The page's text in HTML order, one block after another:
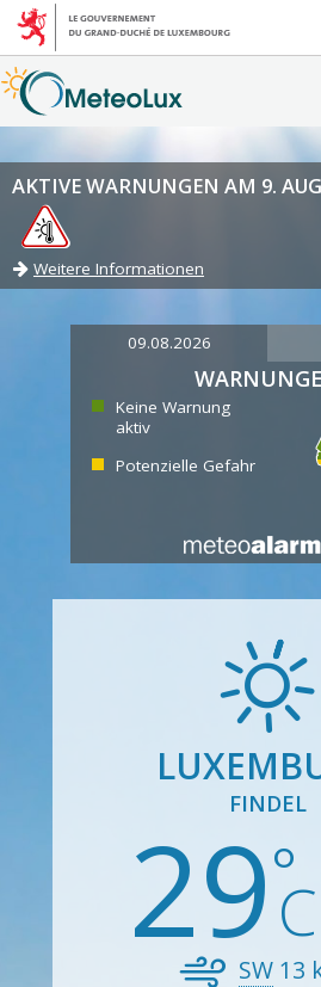
AKTIVE WARNUNGEN AM 9.
Weitere Informationen
09.08.2026
Keine Warnung
aktiv
Potenzielle Gefahr
FINDEL
29
SW13